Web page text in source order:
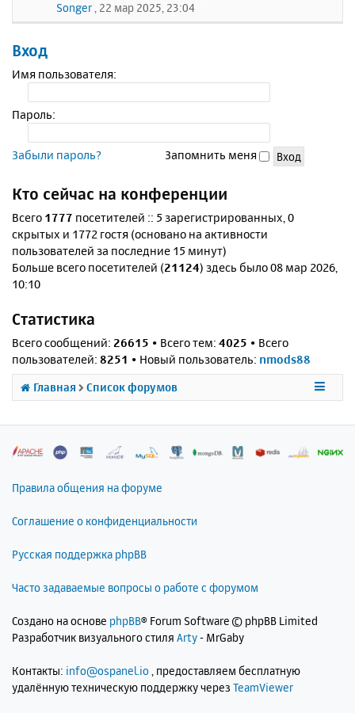
Songer , 22 мар 2025, 23:04
Вход
Имя пользователя:
Пароль:
Забыли пароль? Запомнить меня
Кто сейчас на конференции
Всего 1777 посетителей :: 5 зарегистрированных, 0
скрытых и 1772 гостя (основано на активности
пользователей за последние 15 минут)
Больше всего посетителей (21124) здесь было 08 мар 2026,
10:10
Статистика
Всего сообщений: 26615 • Всего тем: 4025 • Всего
пользователей: 8251 • Новый пользователь: nmods88
Главная Список форумов
Правила общения на форуме
Соглашение о конфиденциальности
Русская поддержка phpBB
Часто задаваемые вопросы о работе с форумом
Создано на основе phpBB® Forum Software © phpBB Limited
Разработчик визуального стиля Arty- MrGaby
Контакты: info@ospanel.io , предоставляем бесплатную
удалённую техническую поддержку через TeamViewer